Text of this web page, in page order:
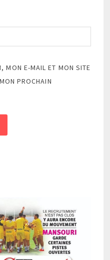
MON E-MAIL ET MON SITE
PROCHAIN